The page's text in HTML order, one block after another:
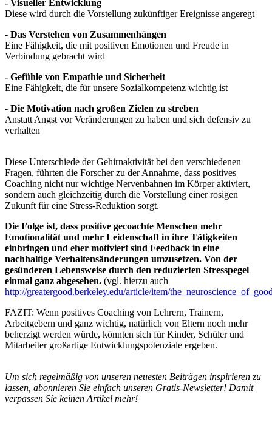
- Visueller Entwicklung
Diese wird durch die Vorstellung zukünftiger Ereignisse angeregt
- Das Verstehen von Zusammenhängen
Eine Fähigkeit, die mit positiven Emotionen und Freude in
Verbindung gebracht wird
- Gefühle von Empathie und Sicherheit
Eine Fähigkeit, die für unsere Sozialkompetenz wichtig ist
- Die Motivation nach großen Zielen zu streben
Anstatt Angst vor Veränderungen zu haben und sich defensiv zu
verhalten
Diese Unterschiede der Gehirnaktivität bei den verschiedenen
Fragen, führten die Forscher zu der Annahme, dass positives
Coaching nicht nur wichtige Nervenbahnen im Körper aktiviert,
sondern auch gleichzeitig durch die Vorstellung einer rosigen
Zukunft für eine Stress-Reduktion sorgt.
Die Folge ist, dass positive gecoachte Menschen mehr
Emotionalität und mehr Leidenschaft in ihre Tätigkeiten
einbringen und eher motiviert sind Feedback in eine
nachhaltige Verhaltensänderungen umzusetzen. Von der
gesünderen Lebensweise durch den reduzierten Stresspegel
einmal ganz abgesehen. (vgl. hierzu auch
http://greatergood.berkeley.edu/article/item/
FAZIT: Wenn positives Coaching von Lehrern, Trainern,
Arbeitgebern und ganz wichtig, natürlich von Eltern noch mehr
beherzigt werden würde, könnten sich für Kinder, Schüler und
Mitarbeiter großartige Entwicklungspotenziale ergeben.
Um sich regelmäßig von unseren neuesten Beiträgen inspirieren zu
lassen, abonnieren Sie einfach unseren Gratis-Newsletter! Damit
verpassen Sie keinen Artikel mehr!